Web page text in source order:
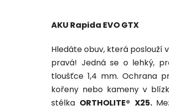
AKU Rapida EVO GTX
Hledáte obuv, která poslouží
pravá! Jedná se o lehký,
tloušťce 1,4 mm. Ochrana
kořeny nebo kameny v
stélka ORTHOLITE® X25.